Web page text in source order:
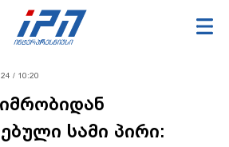
/ 10:20
სამი პირი: